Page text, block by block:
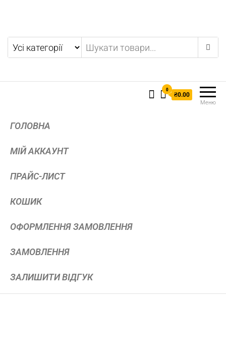
Меню
0
₴0.00
ГОЛОВНА
МІЙ АККАУНТ
ПРАЙС-ЛИСТ
КОШИК
ОФОРМЛЕННЯ ЗАМОВЛЕННЯ
ЗАМОВЛЕННЯ
ЗАЛИШИТИ ВІДГУК